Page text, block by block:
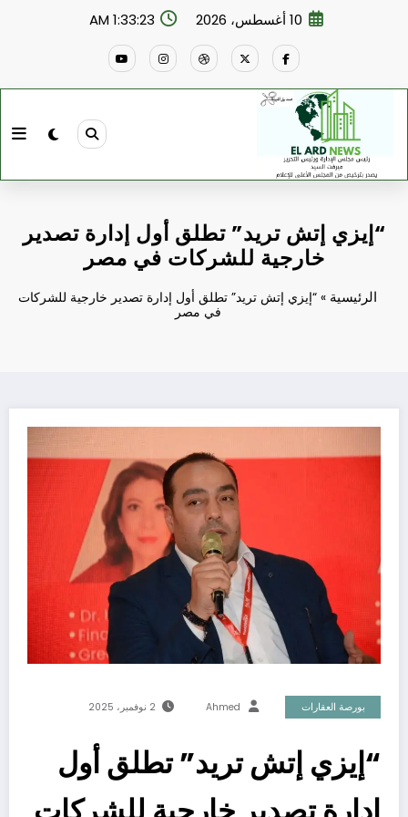
10 أغسطس، 2026 1:33:24 AM
“إيزي إتش تريد” تطلق أول إدارة تصدير
خارجية للشركات في مصر
الرئيسية » “إيزي إتش تريد” تطلق أول إدارة تصدير خارجية للشركات
في مصر
بورصة العقارات Ahmed 2 نوفمبر، 2025
“إيزي إتش تريد” تطلق أول